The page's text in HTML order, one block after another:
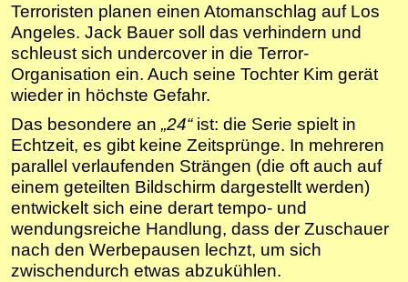
Terroristen planen einen Atomanschlag auf Los
Angeles. Jack Bauer soll das verhindern und
schleust sich undercover in die Terror-
Organisation ein. Auch seine Tochter Kim gerät
wieder in höchste Gefahr.
Das besondere an „24“ist: die Serie spielt in
Echtzeit, es gibt keine Zeitsprünge. In mehreren
parallel verlaufenden Strängen (die oft auch auf
einem geteilten Bildschirm dargestellt werden)
entwickelt sich eine derart tempo- und
wendungsreiche Handlung, dass der Zuschauer
nach den Werbepausen lechzt, um sich
zwischendurch etwas abzukühlen.